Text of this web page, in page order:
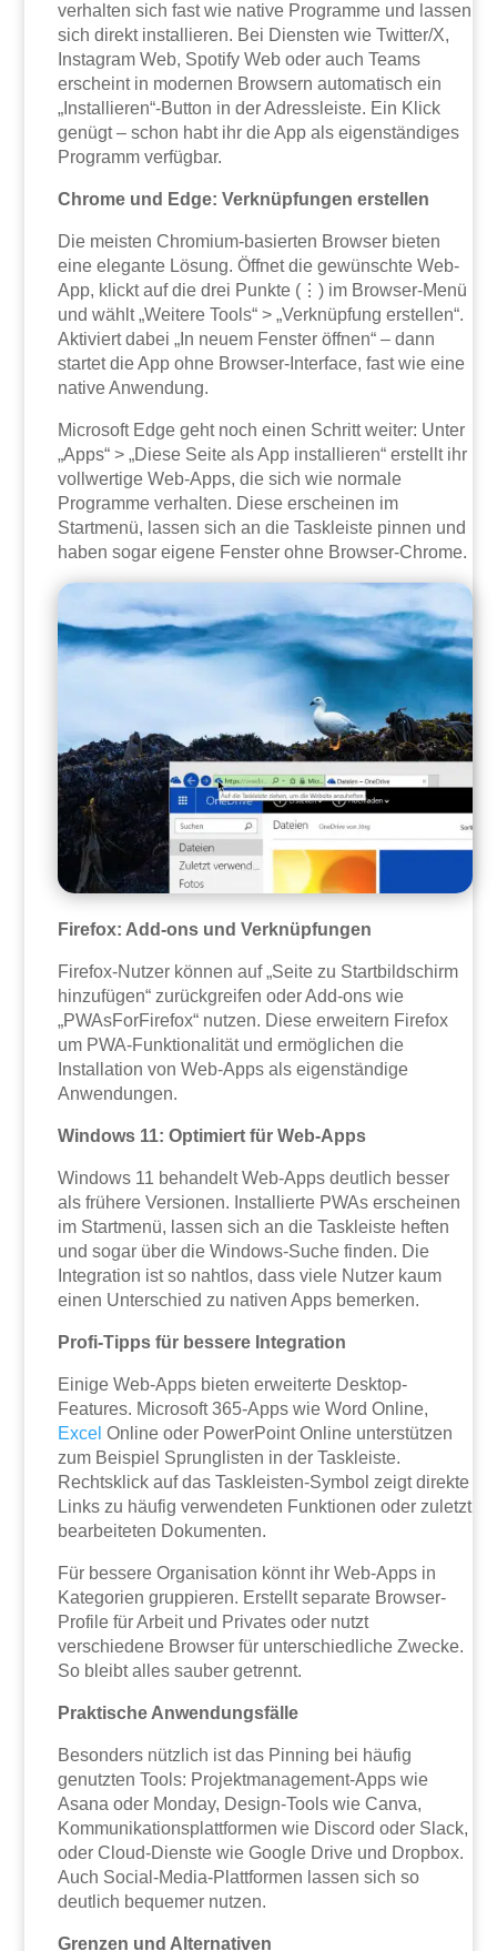
verhalten sich fast wie native Programme und lassen
sich direkt installieren. Bei Diensten wie Twitter/X,
Instagram Web, Spotify Web oder auch Teams
erscheint in modernen Browsern automatisch ein
„Installieren“-Button in der Adressleiste. Ein Klick
genügt – schon habt ihr die App als eigenständiges
Programm verfügbar.
Chrome und Edge: Verknüpfungen erstellen
Die meisten Chromium-basierten Browser bieten
eine elegante Lösung. Öffnet die gewünschte Web-
App, klickt auf die drei Punkte (⋮) im Browser-Menü
und wählt „Weitere Tools“ > „Verknüpfung erstellen“.
Aktiviert dabei „In neuem Fenster öffnen“ – dann
startet die App ohne Browser-Interface, fast wie eine
native Anwendung.
Microsoft Edge geht noch einen Schritt weiter: Unter
„Apps“ > „Diese Seite als App installieren“ erstellt ihr
vollwertige Web-Apps, die sich wie normale
Programme verhalten. Diese erscheinen im
Startmenü, lassen sich an die Taskleiste pinnen und
haben sogar eigene Fenster ohne Browser-Chrome.
Firefox: Add-ons und Verknüpfungen
Firefox-Nutzer können auf „Seite zu Startbildschirm
hinzufügen“ zurückgreifen oder Add-ons wie
„PWAsForFirefox“ nutzen. Diese erweitern Firefox
um PWA-Funktionalität und ermöglichen die
Installation von Web-Apps als eigenständige
Anwendungen.
Windows 11: Optimiert für Web-Apps
Windows 11 behandelt Web-Apps deutlich besser
als frühere Versionen. Installierte PWAs erscheinen
im Startmenü, lassen sich an die Taskleiste heften
und sogar über die Windows-Suche finden. Die
Integration ist so nahtlos, dass viele Nutzer kaum
einen Unterschied zu nativen Apps bemerken.
Profi-Tipps für bessere Integration
Einige Web-Apps bieten erweiterte Desktop-
Features. Microsoft 365-Apps wie Word Online,
Excel Online oder PowerPoint Online unterstützen
zum Beispiel Sprunglisten in der Taskleiste.
Rechtsklick auf das Taskleisten-Symbol zeigt direkte
Links zu häufig verwendeten Funktionen oder zuletzt
bearbeiteten Dokumenten.
Für bessere Organisation könnt ihr Web-Apps in
Kategorien gruppieren. Erstellt separate Browser-
Profile für Arbeit und Privates oder nutzt
verschiedene Browser für unterschiedliche Zwecke.
So bleibt alles sauber getrennt.
Praktische Anwendungsfälle
Besonders nützlich ist das Pinning bei häufig
genutzten Tools: Projektmanagement-Apps wie
Asana oder Monday, Design-Tools wie Canva,
Kommunikationsplattformen wie Discord oder Slack,
oder Cloud-Dienste wie Google Drive und Dropbox.
Auch Social-Media-Plattformen lassen sich so
deutlich bequemer nutzen.
Grenzen und Alternativen